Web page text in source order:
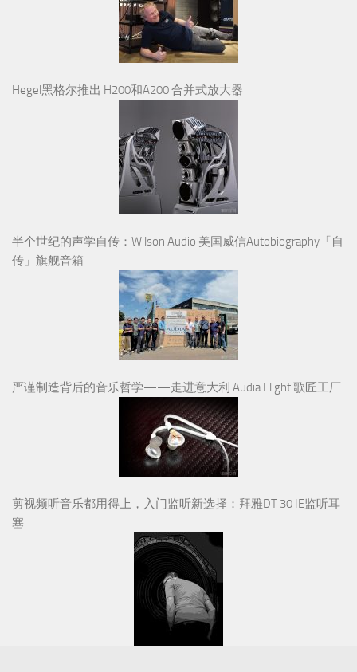
Hegel黑格尔推出 H200和A200 合并式放大器
半个世纪的声学自传：Wilson Audio 美国威信Autobiography「自
传」旗舰音箱
严谨制造背后的音乐哲学——走进意大利 Audia Flight 歌匠工厂
剪视频听音乐都用得上，入门监听新选择：拜雅DT 30 IE监听耳
塞